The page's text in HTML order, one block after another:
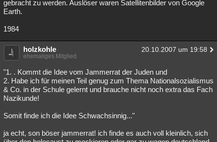
gebracht zu werden. Auslöser waren Satellitenbilder von Google
Earth.
1984
holzkohle 20.10.2007 um 19:58
ehemaliges Mitglied
"1. . Kommt die Idee vom Jammerrat der Juden und
2. Habe ich für meinen Teil genug zum Thema Nationalsozialismus
& Co. in der Schule gelernt und brauche nicht noch extra das Fach
Nazikunde!
Somit finde ich die Idee Schwachsinnig..."
ja echt, son böser jammerrat! ich finde es auch voll kleinlich, sich